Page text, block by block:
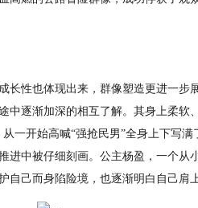
性也体现出来，群像塑造更进一步
中逐渐加深的相互了解。其身上柔软
一开始高喊“强抢民男”全身上下写
进中被仔细刻画。公主杨盈，一个从
己而身陷险境，也逐渐明白自己肩